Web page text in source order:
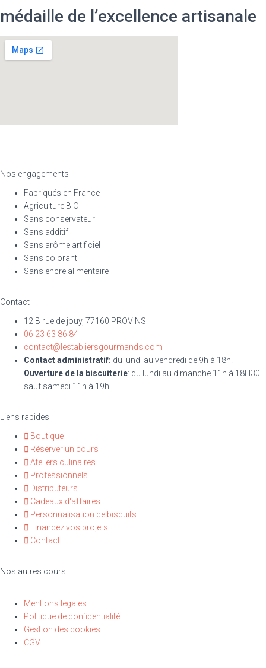
médaille de l’excellence artisanale
Nos engagements
Fabriqués en France
Agriculture BIO
Sans conservateur
Sans additif
Sans arôme artificiel
Sans colorant
Sans encre alimentaire
Contact
12 B rue de jouy, 77160 PROVINS
06 23 63 86 84
contact@lestabliersgourmands.com
Contact administratif: du lundi au vendredi de 9h à 18h.
Ouverture de la biscuiterie: du lundi au dimanche 11h à 18H30
sauf samedi 11h à 19h
Liens rapides
Boutique
Réserver un cours
Ateliers culinaires
Professionnels
Distributeurs
Cadeaux d'affaires
Personnalisation de biscuits
Financez vos projets
Contact
Nos autres cours
Mentions légales
Politique de confidentialité
Gestion des cookies
CGV